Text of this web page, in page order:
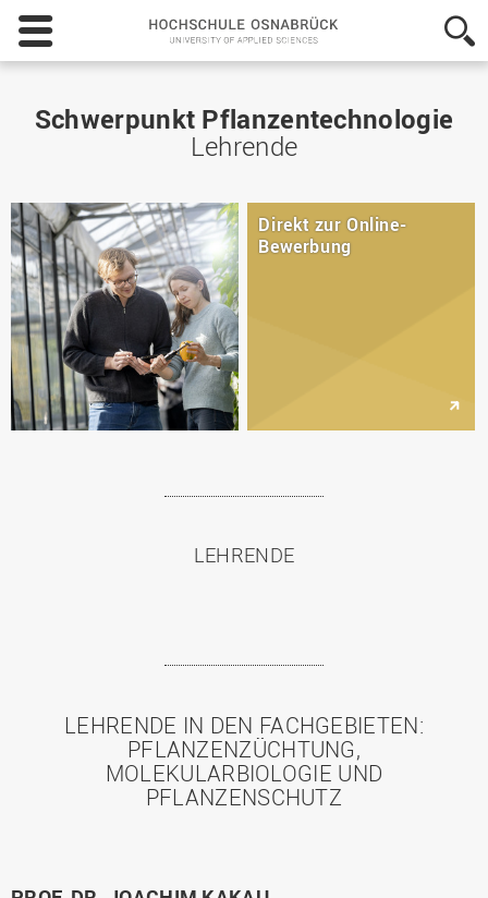
Hochschule
Osnabrück
-
Applied
Schwerpunkt Pflanzentechnologie
Lehrende
Direkt zur Online-
Bewerbung
LEHRENDE
LEHRENDE IN DEN FACHGEBIETEN:
PFLANZENZÜCHTUNG,
MOLEKULARBIOLOGIE UND
PFLANZENSCHUTZ